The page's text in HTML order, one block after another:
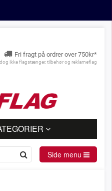
Fri fragt på ordrer over 750kr*
ikke flagstænger, tilbehør og reklameflag
Side menu